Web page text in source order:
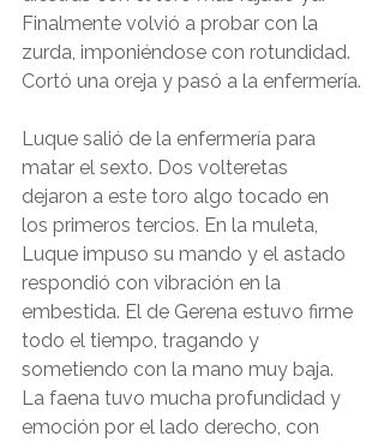
Finalmente volvió a probar con la
zurda, imponiéndose con rotundidad.
Cortó una oreja y pasó a la enfermería.
Luque salió de la enfermería para
matar el sexto. Dos volteretas
dejaron a este toro algo tocado en
los primeros tercios. En la muleta,
Luque impuso su mando y el astado
respondió con vibración en la
embestida. El de Gerena estuvo firme
todo el tiempo, tragando y
sometiendo con la mano muy baja.
La faena tuvo mucha profundidad y
emoción por el lado derecho, con